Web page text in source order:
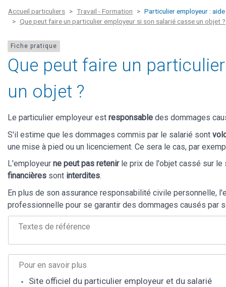
Accueil particuliers Travail - Formation
Particulier employeur :
Que peut faire un particulier employeur si son salarié casse un objet ?
Fiche pratique
Que peut faire un
un objet ?
Le particulier employeur est responsable des dommages
S'il estime que les dommages commis par le salarié sont
une mise à pied ou un licenciement. Ce sera le cas, par
L'employeur ne peut pas retenirle prix de l'objet cassé sur le
financières sont interdites.
En plus de son assurance responsabilité civile personnelle,
professionnelle pour se garantir des dommages causés par
Textes de référence
Pour en savoir plus
Site officiel du particulier employeur et du salarié